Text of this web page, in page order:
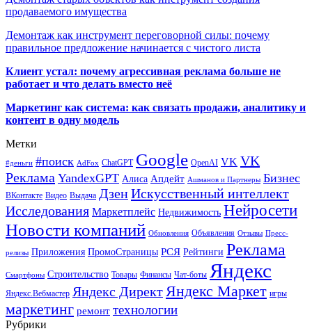
продаваемого имущества
Демонтаж как инструмент переговорной силы: почему
правильное предложение начинается с чистого листа
Клиент устал: почему агрессивная реклама больше не
работает и что делать вместо неё
Маркетинг как система: как связать продажи, аналитику и
контент в одну модель
Метки
#деньги #поиск AdFox ChatGPT Google OpenAI VK VK
Реклама YandexGPT Алиса Апдейт Ашманов и Партнеры Бизнес
ВКонтакте Видео Выдача ДзенИскусственный интеллект
Исследования Маркетплейс Недвижимость Нейросети
Новости компаний Обновления Объявления Отзывы Пресс-
релизы Приложения ПромоСтраницы РСЯ Рейтинги Реклама
Смартфоны Строительство Товары Финансы Чат-боты Яндекс
Яндекс.Вебмастер Яндекс Директ Яндекс Маркет игры
маркетинг ремонт технологии
Рубрики